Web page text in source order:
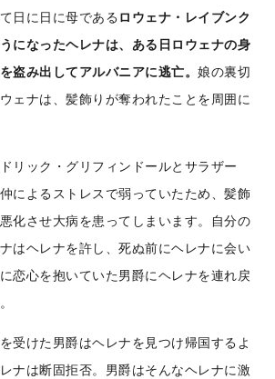
日に日に母である ロウェナ・レイブンク
になったヘレナは、ある日ロウェナの身
盗み出してアルバニアに逃亡。娘の裏切
ェナは、髪飾りが奪われたことを周囲に
リック・グリフィンドールとサラザー
によるストレスで弱っていたため、髪飾
化させ大病を患ってしまいます。自分の
はヘレナを許し、死ぬ前にヘレナに会い
恋心を抱いていた男爵にヘレナを連れ戻
受けた男爵はヘレナを見つけ帰国するよ
ナは断固拒否。男爵はそんなヘレナに激